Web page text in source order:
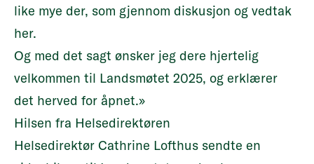
like mye der, som gjennom diskusjon og vedtak
her.
Og med det sagt ønsker jeg dere hjertelig
velkommen til Landsmøtet 2025, og erklærer
det herved for åpnet.»
Hilsen fra Helsedirektøren
Helsedirektør Cathrine Lofthus sendte en